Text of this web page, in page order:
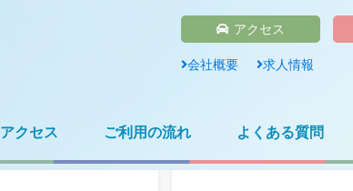
アクセス
会社概要 求人情報
アクセス ご利用の流れ よくある質問